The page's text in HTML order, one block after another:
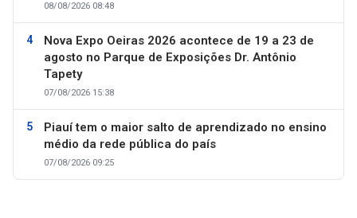
08/08/2026 08:48
Nova Expo Oeiras 2026 acontece de 19 a 23 de
agosto no Parque de Exposições Dr. Antônio
Tapety
07/08/2026 15:38
Piauí tem o maior salto de aprendizado no ensino
médio da rede pública do país
07/08/2026 09:25